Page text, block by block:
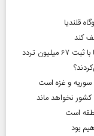
قلندیا
کند
سوریه و غزه است
نخواهد ماند
است
بود